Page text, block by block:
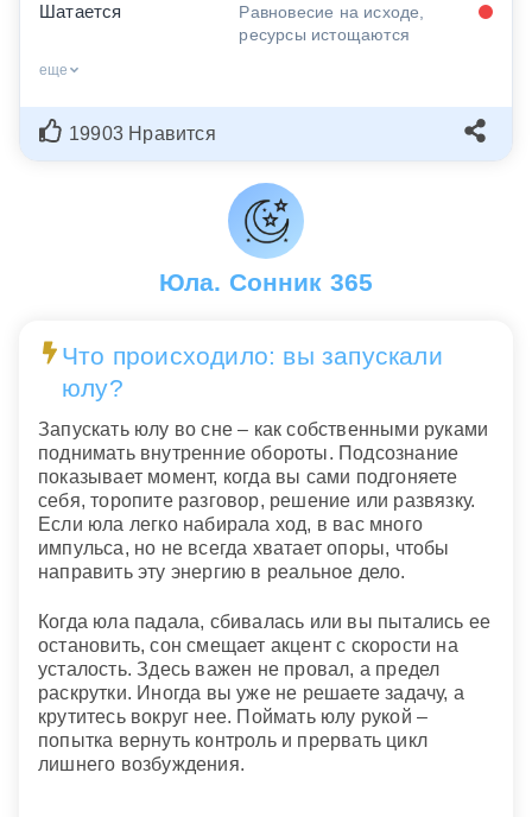
Шатается
Равновесие на исходе,
ресурсы истощаются
еще
19903 Нравится
Юла. Сонник 365
Что происходило: вы запускали
юлу?
Запускать юлу во сне – как собственными руками
поднимать внутренние обороты. Подсознание
показывает момент, когда вы сами подгоняете
себя, торопите разговор, решение или развязку.
Если юла легко набирала ход, в вас много
импульса, но не всегда хватает опоры, чтобы
направить эту энергию в реальное дело.
Когда юла падала, сбивалась или вы пытались ее
остановить, сон смещает акцент с скорости на
усталость. Здесь важен не провал, а предел
раскрутки. Иногда вы уже не решаете задачу, а
крутитесь вокруг нее. Поймать юлу рукой –
попытка вернуть контроль и прервать цикл
лишнего возбуждения.